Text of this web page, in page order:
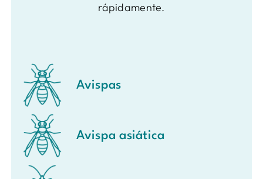
rápidamente.
Avispas
Avispa asiática